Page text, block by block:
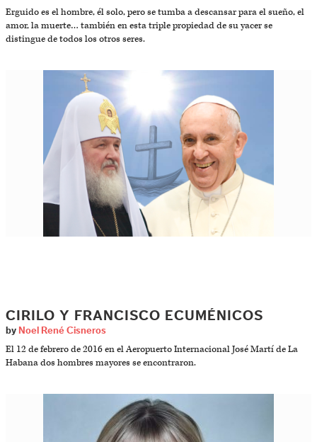
Erguido es el hombre, él solo, pero se tumba a descansar para el sueño, el
amor, la muerte… también en esta triple propiedad de su yacer se
distingue de todos los otros seres.
CIRILO Y FRANCISCO ECUMÉNICOS
by Noel René Cisneros
El 12 de febrero de 2016 en el Aeropuerto Internacional José Martí de La
Habana dos hombres mayores se encontraron.